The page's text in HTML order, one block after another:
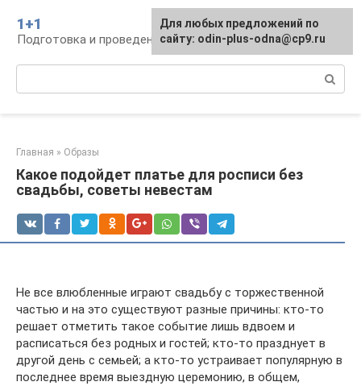
контенту
1+1
Подготовка и проведение свадьбы, традиции
Главная » Образы
Какое подойдет платье для росписи без
свадьбы, советы невестам
Не все влюбленные играют свадьбу с торжественной
частью и на это существуют разные причины: кто-то
решает отметить такое событие лишь вдвоем и
расписаться без родных и гостей; кто-то празднует в
другой день с семьей; а кто-то устраивает популярную в
последнее время выездную церемонию, в общем,
Для любых предложений по
сайту: odin-plus-odna@cp9.ru